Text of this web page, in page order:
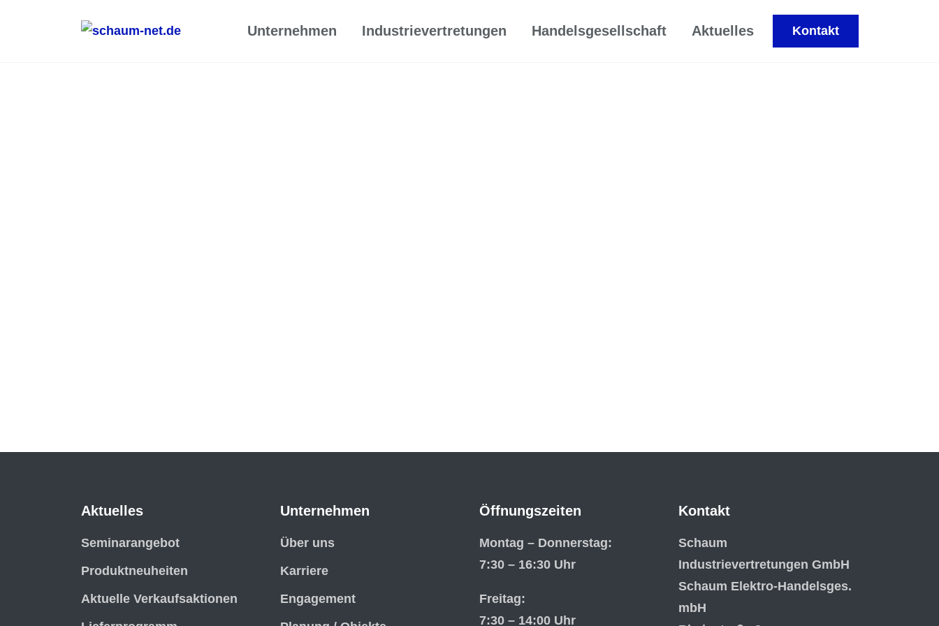
Kontakt
Unternehmen Industrievertretungen Handelsgesellschaft Aktuelles
Aktuelles
Seminarangebot
Produktneuheiten
Aktuelle Verkaufsaktionen
Unternehmen
Über uns
Karriere
Engagement
Öffnungszeiten
Montag – Donnerstag:
7:30 – 16:30 Uhr
Freitag:
7:30 – 14:00 Uhr
Kontakt
Schaum
Industrievertretungen GmbH
Schaum Elektro-Handelsges.
mbH